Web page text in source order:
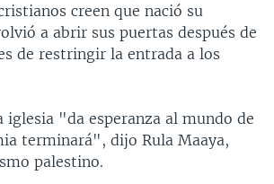
creen que nació su
a abrir sus puertas después de
de restringir la entrada a los
iglesia "da esperanza al mundo de
terminará", dijo Rula Maaya,
palestino.